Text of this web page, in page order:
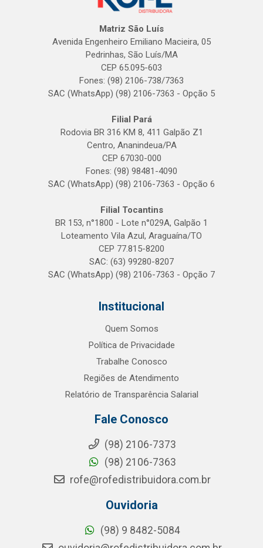
Matriz São Luís
Avenida Engenheiro Emiliano Macieira, 05
Pedrinhas, São Luís/MA
CEP 65.095-603
Fones: (98) 2106-738/7363
SAC (WhatsApp) (98) 2106-7363 - Opção 5
Filial Pará
Rodovia BR 316 KM 8, 411 Galpão Z1
Centro, Ananindeua/PA
CEP 67030-000
Fones: (98) 98481-4090
SAC (WhatsApp) (98) 2106-7363 - Opção 6
Filial Tocantins
BR 153, n°1800 - Lote n°029A, Galpão 1
Loteamento Vila Azul, Araguaína/TO
CEP 77.815-8200
SAC: (63) 99280-8207
SAC (WhatsApp) (98) 2106-7363 - Opção 7
Institucional
Quem Somos
Política de Privacidade
Trabalhe Conosco
Regiões de Atendimento
Relatório de Transparência Salarial
Fale Conosco
(98) 2106-7373
(98) 2106-7363
rofe@rofedistribuidora.com.br
Ouvidoria
(98) 9 8482-5084